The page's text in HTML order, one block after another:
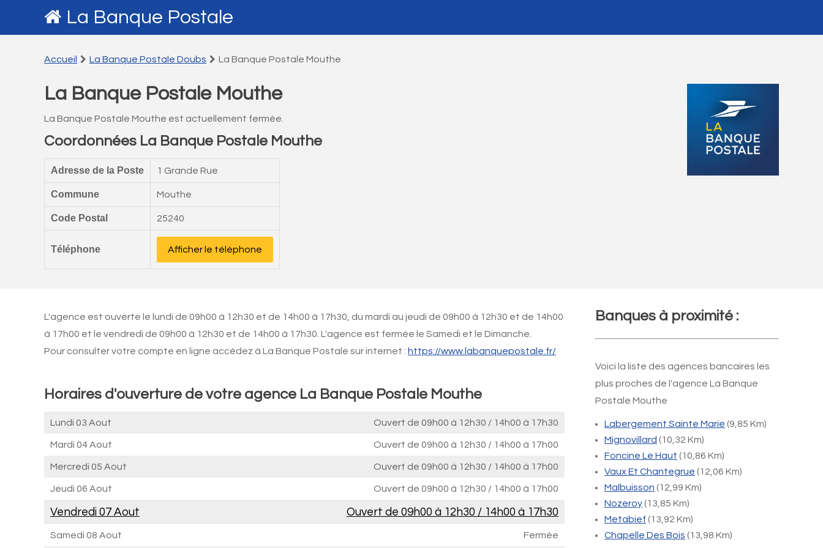
La Banque Postale
Accueil La Banque Postale Doubs La Banque Postale Mouthe
La Banque Postale Mouthe
La Banque Postale Mouthe est actuellement fermée.
Coordonnées La Banque Postale Mouthe
Adresse de la Poste 1 Grande Rue
Commune Mouthe
Code Postal 25240
Téléphone Afficher le téléphone
L'agence est ouverte le lundi de 09h00 à 12h30 et de 14h00 à 17h30, du mardi au jeudi de 09h00 à 12h30 et de 14h00
à 17h00 et le vendredi de 09h00 à 12h30 et de 14h00 à 17h30. L'agence est fermée le Samedi et le Dimanche.
Pour consulter votre compte en ligne accédez à La Banque Postale sur internet : https://www.labanquepostale.fr/
Horaires d'ouverture de votre agence La Banque Postale Mouthe
Lundi 03 Aout Ouvert de 09h00 à 12h30 / 14h00 à 17h30
Mardi 04 Aout Ouvert de 09h00 à 12h30 / 14h00 à 17h00
Mercredi 05 Aout Ouvert de 09h00 à 12h30 / 14h00 à 17h00
Jeudi 06 Aout Ouvert de 09h00 à 12h30 / 14h00 à 17h00
Vendredi 07 Aout Ouvert de 09h00 à 12h30 / 14h00 à 17h30
Samedi 08 Aout Fermée
Banques à proximité :
Voici la liste des agences bancaires les
plus proches de l'agence La Banque
Postale Mouthe
Labergement Sainte Marie (9,85 Km)
Mignovillard (10,32 Km)
Foncine Le Haut (10,86 Km)
Vaux Et Chantegrue (12,06 Km)
Malbuisson (12,99 Km)
Nozeroy(13,85 Km)
Metabief (13,92 Km)
Chapelle Des Bois (13,98 Km)